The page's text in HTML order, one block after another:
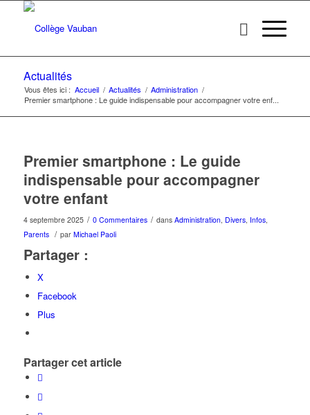
Actualités
Vous êtes ici : Accueil / Actualités / Administration /
Premier smartphone : Le guide indispensable pour accompagner votre enf...
Premier smartphone : Le guide
indispensable pour accompagner
votre enfant
4 septembre 2025 / 0 Commentaires / dans Administration, Divers, Infos,
Parents / par Michael Paoli
Partager :
X
Facebook
Plus
Partager cet article